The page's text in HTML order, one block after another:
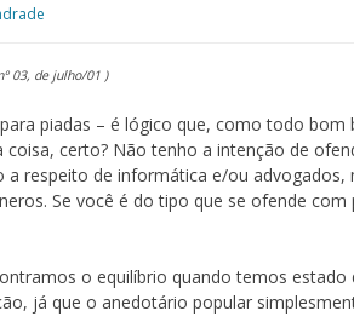
03, de julho/01 )
piadas – é lógico que, como todo bom
certo? Não tenho a intenção de
a respeito de informática e/ou
Se você é do tipo que se ofende
o equilíbrio quando temos
já que o anedotário popular